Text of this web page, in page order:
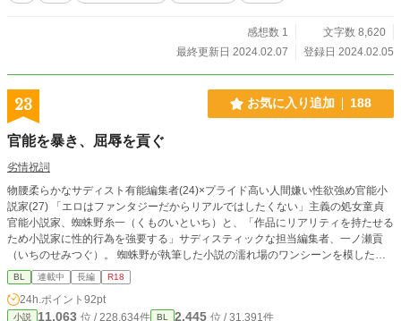
感想数 1
文字数 8,620
最終更新日 2024.02.07
登録日 2024.02.05
23 お気に入り追加 188
官能を暴き、屈辱を貢ぐ
劣情祝詞
物腰柔らかなサディスト有能編集者(24)×プライド高い人間嫌い性欲強め官能小
説家(27) 「エロはファンタジーだからリアルではしたくない」主義の処女童貞
官能小説家、蜘蛛野糸一（くものいといち）と、「作品にリアリティを持たせる
ため小説家に性的行為を強要する」サディスティックな担当編集者、一ノ瀬貢
（いちのせみつぐ）。 蜘蛛野が執筆した小説の濡れ場のワンシーンを模したエ
ロを強要する。嫌悪してやまないリアルの性的行為を、男、さらに年下の担当編
集に強要される辱め。そして、自分が執筆した性描写を自身で再現させられ、同
時に自分の作品にダメ出しをされる屈辱に、蜘蛛野のプライドはズタズタに引き
BL 連載中 長編 R18
24h.ポイント 92pt
小説 11,063 位 / 228,634件 BL 2,445 位 / 31,391件